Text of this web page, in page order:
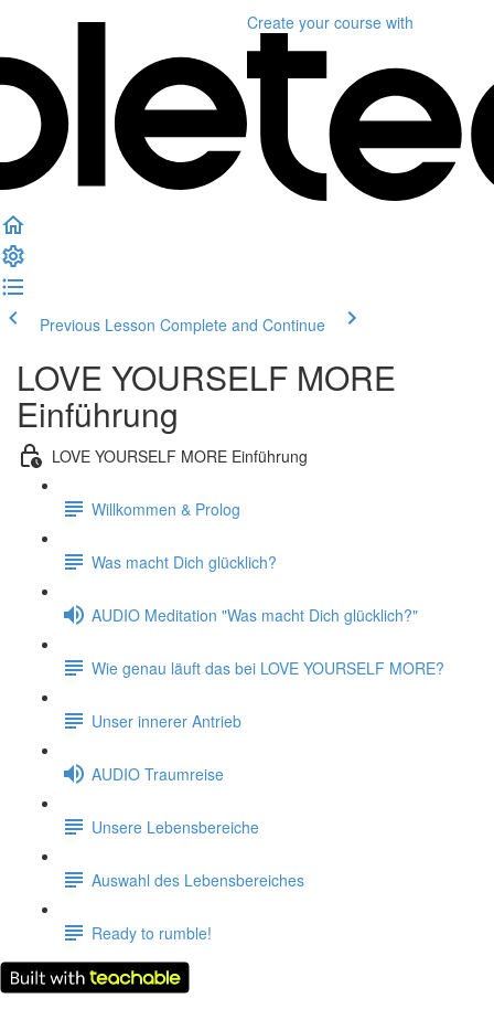
Create your course with
Previous Lesson Complete and Continue
LOVE YOURSELF MORE
Einführung
LOVE YOURSELF MORE Einführung
Willkommen & Prolog
Was macht Dich glücklich?
AUDIO Meditation "Was macht Dich glücklich?"
Wie genau läuft das bei LOVE YOURSELF MORE?
Unser innerer Antrieb
AUDIO Traumreise
Unsere Lebensbereiche
Auswahl des Lebensbereiches
Ready to rumble!